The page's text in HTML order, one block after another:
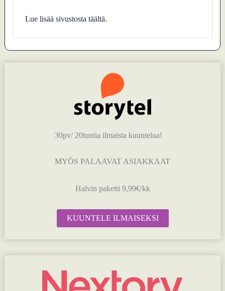
Lue lisää sivustosta täältä.
30pv/ 20tuntia ilmaista kuuntelua!
MYÖS PALAAVAT ASIAKKAAT
Halvin paketti 9,99€/kk
KUUNTELE ILMAISEKSI